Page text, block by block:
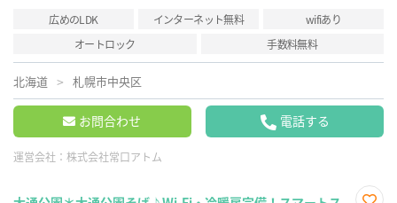
広めのLDK インターネット無料
wifiあり
オートロック
手数料無料
北海道 札幌市中央区
お問合わせ 電話する
運営会社： 株式会社常口アトム